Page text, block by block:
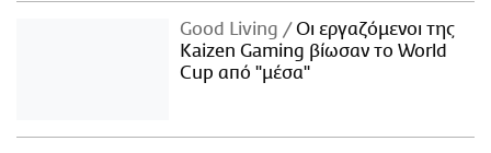
Good Living
Οι εργαζόμενοι της
Kaizen Gaming βίωσαν το World
Cup από "μέσα"